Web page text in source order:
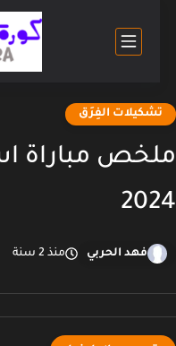
الفِرَق
مباراة
فهد الحربي منذ 2 سنة